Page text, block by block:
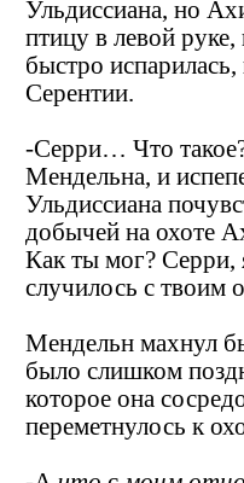
Ульдиссиана, но
птицу в левой руке,
быстро
Серентии.
-Серри… Что
Мендельна, и
Ульдиссиана
добычей на охоте
Как ты мог? Серри,
случилось с твоим
Мендельн махнул
было слишком
которое она
переметнулось к